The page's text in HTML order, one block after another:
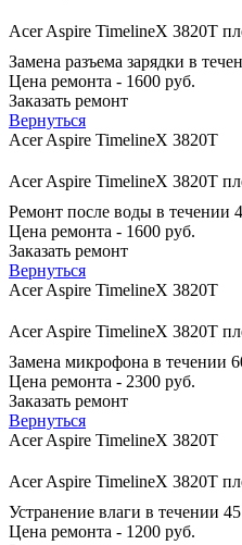
Acer Aspire TimelineX 3820T
Замена разъема зарядки в
Цена ремонта - 1600 руб.
Заказать ремонт
Вернуться
Acer Aspire TimelineX 3820T
Acer Aspire TimelineX 3820T
Ремонт после воды в течении
Цена ремонта - 1600 руб.
Заказать ремонт
Вернуться
Acer Aspire TimelineX 3820T
Acer Aspire TimelineX 3820T
Замена микрофона в течении
Цена ремонта - 2300 руб.
Заказать ремонт
Вернуться
Acer Aspire TimelineX 3820T
Acer Aspire TimelineX 3820T
Устранение влаги в течении
Цена ремонта - 1200 руб.